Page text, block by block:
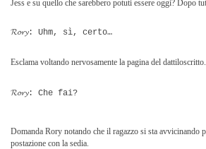
Jess e su quello che sarebbero potuti essere oggi? Dopo
𝓡𝓸𝓻𝔂: Uhm, sì, certo…
Esclama voltando nervosamente la pagina del dattiloscritto.
𝓡𝓸𝓻𝔂: Che fai?
Domanda Rory notando che il ragazzo si sta avvicinando
postazione con la sedia.